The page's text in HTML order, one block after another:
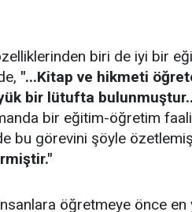
biri de iyi bir
"...Kitap ve hikmeti
bir lütufta
bir eğitim-öğretim
bu görevini şöyle
öğretmeye önce en